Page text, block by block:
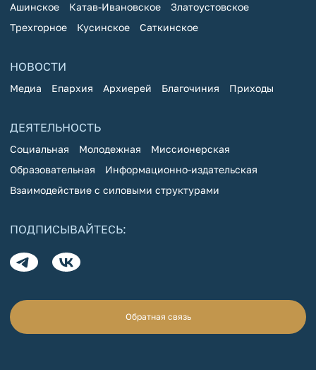
Ашинское Катав-Ивановское
Златоустовское
Трехгорное
Кусинское Саткинское
НОВОСТИ
Медиа Епархия Архиерей Благочиния Приходы
ДЕЯТЕЛЬНОСТЬ
Социальная Молодежная
Миссионерская
Образовательная
Информационно-издательская
Взаимодействие с силовыми структурами
ПОДПИСЫВАЙТЕСЬ:
Обратная связь